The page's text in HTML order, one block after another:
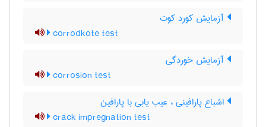
آزمایش کورد کوت
corrodkote test
آزمایش خوردگی
corrosion test
اشباع پارافینی ، عیب یابی با پارافین
crack impregnation test